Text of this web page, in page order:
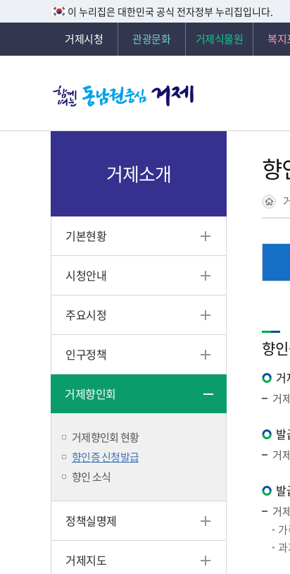
이 누리집은 대한민국 공식 전자정부 누리집입니다.
거제시청 관광문화 거제식물원 복지
거제소개
기본현황
시청안내
주요시정
인구정책
거제향인회
거제향인회 현황
향인증 신청발급
향인 소식
정책실명제
거제지도
향
향
거
거
발
거
발
거